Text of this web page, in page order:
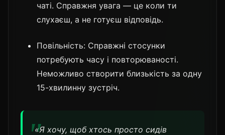
чаті. Справжня увага — це коли ти
слухаєш, а не готуєш відповідь.
Повільність: Справжні стосунки
потребують часу і повторюваності.
Неможливо створити близькість за одну
15-хвилинну зустріч.
«Я хочу, щоб хтось просто сидів